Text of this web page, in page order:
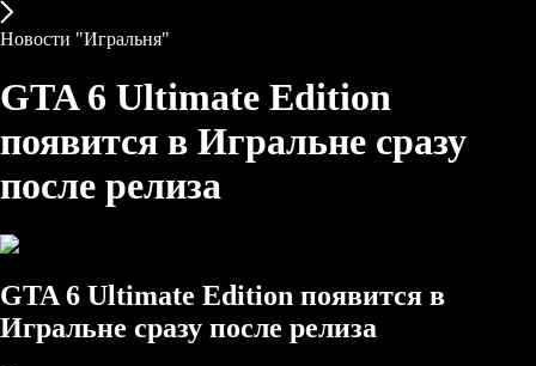
Новости "Игральня"
GTA 6 Ultimate Edition
появится в Игральне сразу
после релиза
GTA 6 Ultimate Edition появится в
Игральне сразу после релиза